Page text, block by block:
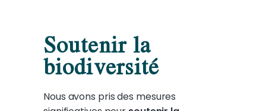
Soutenir la
biodiversité
Nous avons pris des mesures